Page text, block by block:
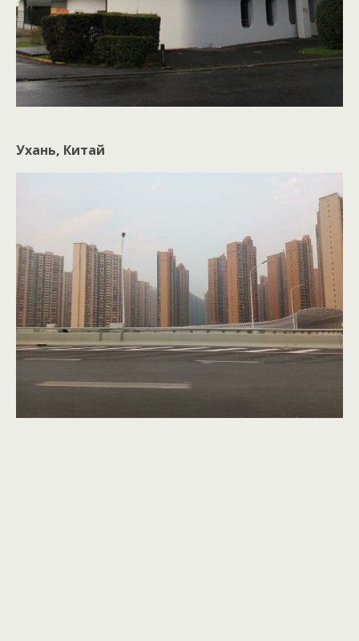
Ухань, Китай